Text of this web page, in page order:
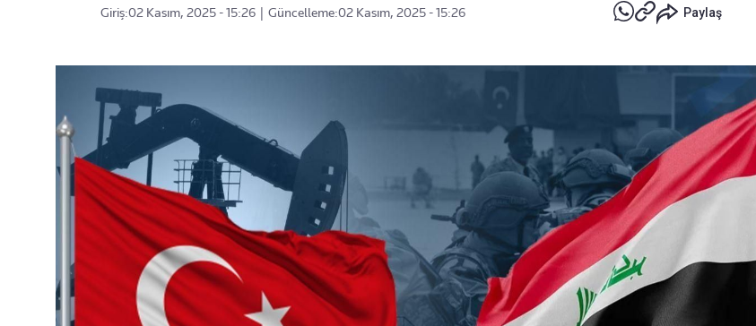
Giriş:02 Kasım, 2025 - 15:26 Güncelleme:02 Kasım, 2025 - 15:26 Paylaş